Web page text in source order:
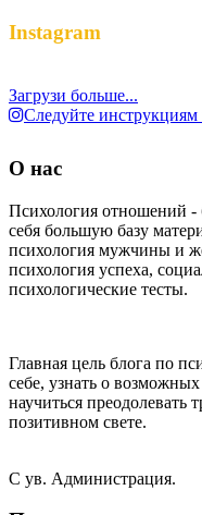
Instagram
Загрузи больше...
Следуйте инструкциям
О нас
Психология отношений
себя большую базу
психология мужчины и
психология успеха,
психологические тесты.
Главная цель блога по
себе, узнать о
научиться преодолевать
позитивном свете.
С ув. Администрация.